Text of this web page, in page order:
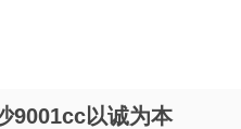
9001cc以诚为本